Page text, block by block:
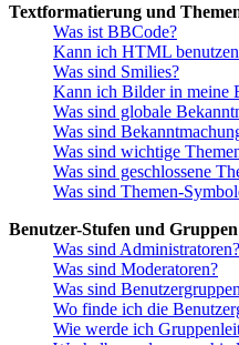
Textformatierung und
Was ist BBCode?
Kann ich HTML
Was sind Smilies?
Kann ich Bilder in meine
Was sind globale
Was sind
Was sind wichtige
Was sind geschlossene
Was sind Themen-
Benutzer-Stufen und Gruppen
Was sind Administratoren?
Was sind Moderatoren?
Was sind
Wo finde ich die
Wie werde ich